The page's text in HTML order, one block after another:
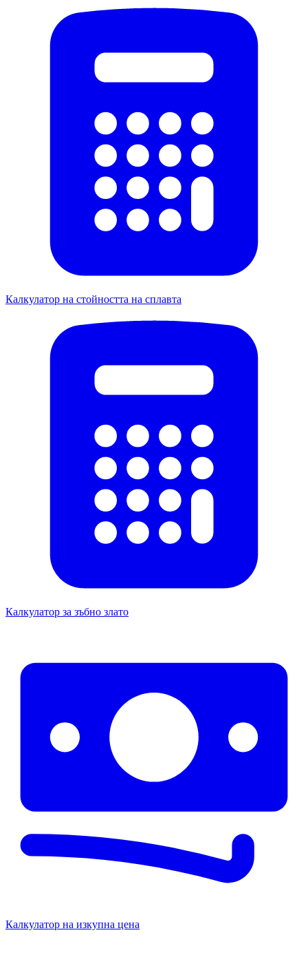
Калкулатор на стойността на сплавта
Калкулатор за зъбно злато
Калкулатор на изкупна цена